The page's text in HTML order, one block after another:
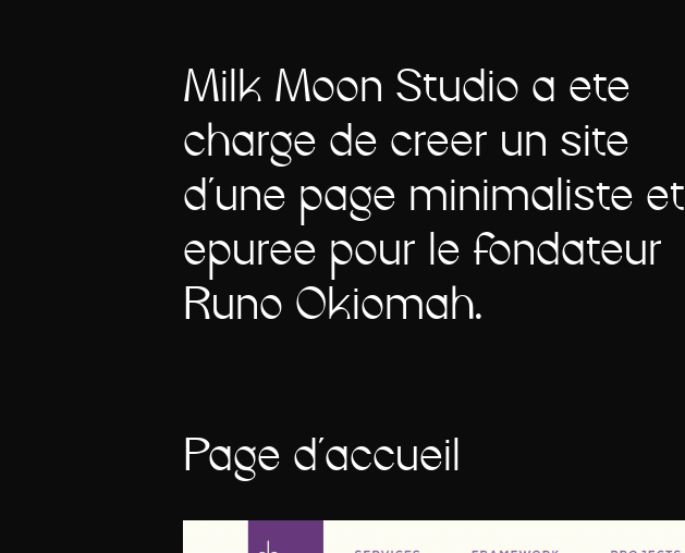
Milk Moon Studio a été
chargé de créer un site
d'une page minimaliste et
épurée pour le fondateur
Runo Okiomah.
Page d'accueil